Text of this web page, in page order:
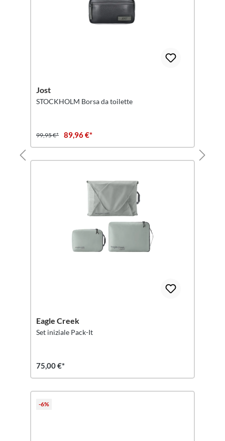
Jost
STOCKHOLM Borsa da toilette
99,95 €* 89,96 €*
Eagle Creek
Set iniziale Pack-It
75,00 €*
-6%